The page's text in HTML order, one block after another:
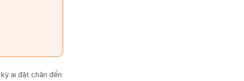
ai đặt chân đến